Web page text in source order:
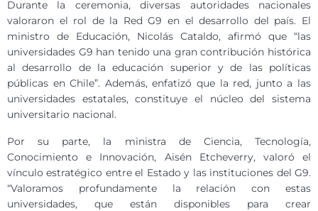
Durante la ceremonia, diversas autoridades nacionales
valoraron el rol de la Red G9 en el desarrollo del país. El
ministro de Educación, Nicolás Cataldo, afirmó que “las
universidades G9 han tenido una gran contribución histórica
al desarrollo de la educación superior y de las políticas
públicas en Chile”. Además, enfatizó que la red, junto a las
universidades estatales, constituye el núcleo del sistema
universitario nacional.
Por su parte, la ministra de Ciencia, Tecnología,
Conocimiento e Innovación, Aisén Etcheverry, valoró el
vínculo estratégico entre el Estado y las instituciones del G9.
“Valoramos profundamente la relación con estas
universidades, que están disponibles para crear